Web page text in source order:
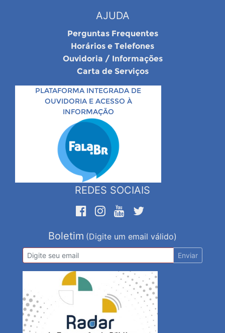
AJUDA
Perguntas Frequentes
Horários e Telefones
Ouvidoria / Informações
Carta de Serviços
PLATAFORMA INTEGRADA DE
OUVIDORIA E ACESSO À
INFORMAÇÃO
REDES SOCIAIS
Boletim (Digite um email válido)
Enviar